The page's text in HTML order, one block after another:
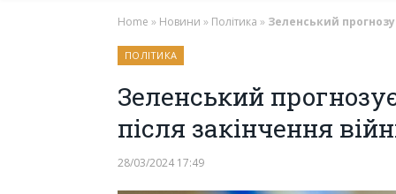
Home » Новини » Політика » Зеленський
ПОЛІТИКА
Зеленський
після закінчення
28/03/2024 17:49